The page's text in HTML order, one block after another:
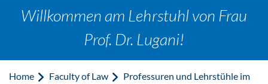
Willkommen am Lehrstuhl von Frau
Prof. Dr. Lugani!
Home Faculty of Law
Professuren und Lehrstühle im